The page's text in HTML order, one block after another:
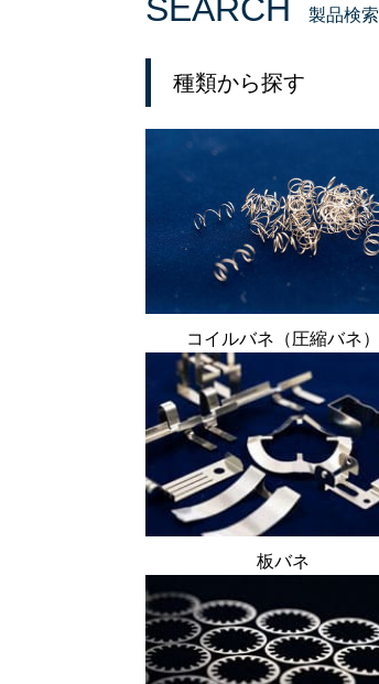
SEARCH 製品検索
種類から探す
コイルバネ（圧縮バネ）
板バネ